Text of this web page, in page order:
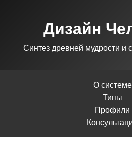
Дизайн
Синтез древней мудрости и
О системе
Типы
Профили